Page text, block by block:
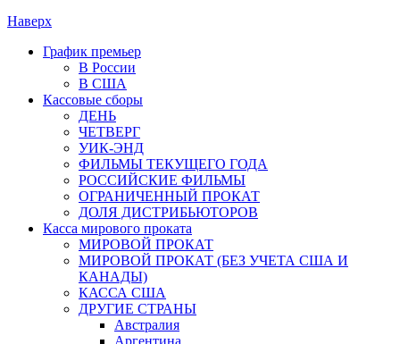
Наверх
График премьер
В России
В США
Кассовые сборы
ДЕНЬ
ЧЕТВЕРГ
УИК-ЭНД
ФИЛЬМЫ ТЕКУЩЕГО ГОДА
РОССИЙСКИЕ ФИЛЬМЫ
ОГРАНИЧЕННЫЙ ПРОКАТ
ДОЛЯ ДИСТРИБЬЮТОРОВ
Касса мирового проката
МИРОВОЙ ПРОКАТ
МИРОВОЙ ПРОКАТ (БЕЗ УЧЕТА США И
КАНАДЫ)
КАССА США
ДРУГИЕ СТРАНЫ
Австралия